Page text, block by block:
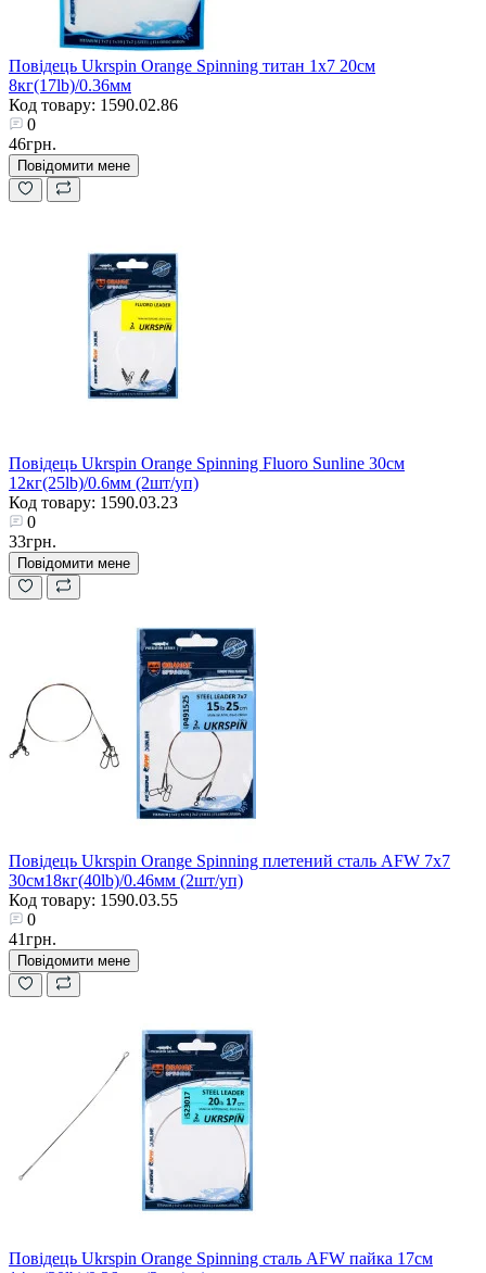
Повідець Ukrspin Orange Spinning титан 1x7 20см
8кг(17lb)/0.36мм
Код товару: 1590.02.86
0
46грн.
Повідомити мене
Повідець Ukrspin Orange Spinning Fluoro Sunline 30см
12кг(25lb)/0.6мм (2шт/уп)
Код товару: 1590.03.23
0
33грн.
Повідомити мене
Повідець Ukrspin Orange Spinning плетений сталь AFW 7х7
30см18кг(40lb)/0.46мм (2шт/уп)
Код товару: 1590.03.55
0
41грн.
Повідомити мене
Повідець Ukrspin Orange Spinning сталь AFW пайка 17см